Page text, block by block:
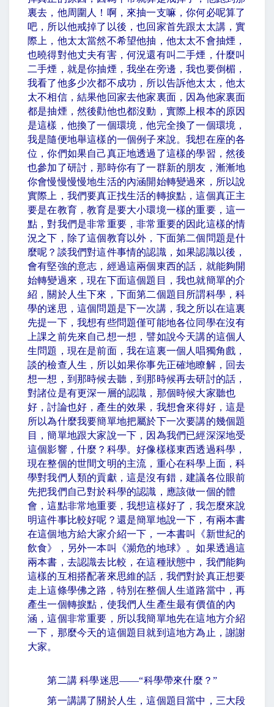
裏去，他周圍人！啊，來抽一支嘛，你何必呢算了
吧，所以他戒掉了以後，也回家首先跟太太講，實
際上，他太太當然不希望他抽，他太太不會抽煙，
也曉得對他丈夫有害，何況還有叫二手煙，什麼叫
二手煙，就是你抽煙，我坐在旁邊，我也要倒楣，
我看了他多少次都不成功，所以告訴他太太，他太
太不相信，結果他回家去他家裏面，因為他家裏面
都是抽煙，然後勸他也都沒動，實際上根本的原因
是這樣，他換了一個環境，他完全換了一個環境，
我是隨便地舉這樣的一個例子來說。我想在座的各
位，你們如果自己真正地透過了這樣的學習，然後
也參加了研討，那時你有了一群新的朋友，漸漸地
你會慢慢慢慢地生活的內涵開始轉變過來，所以說
實際上，我們要真正找生活的轉捩點，這個真正主
要是在教育，教育是要大小環境一樣的重要，這一
點，對我們是非常重要，非常重要的因此這樣的情
況之下，除了這個教育以外，下面第二個問題是什
麼呢？談我們對這件事情的認識，如果認識以後，
會有堅強的意志，經過這兩個東西的話，就能夠開
始轉變過來，現在下面這個題目，我也就簡單的介
紹，關於人生下來，下面第二個題目所謂科學，科
學的迷思，這個問題是下一次講，我之所以在這裏
先提一下，我想有些問題僅可能地各位同學在沒有
上課之前先來自己想一想，譬如說今天講的這個人
生問題，現在是前面，我在這裏一個人唱獨角戲，
談的檢查人生，所以如果你事先正確地瞭解，回去
想一想，到那時候去聽，到那時候再去研討的話，
對諸位是有更深一層的認識，那個時候大家聽也
好，討論也好，產生的效果，我想會來得好，這是
所以為什麼我要簡單地把屬於下一次要講的幾個題
目，簡單地跟大家說一下，因為我們已經深深地受
這個影響，什麼？科學。好像樣樣東西透過科學，
現在整個的世間文明的主流，重心在科學上面，科
學對我們人類的貢獻，這是沒有錯，建議各位眼前
先把我們自己對於科學的認識，應該做一個的體
會，這點非常地重要，我想這樣好了，我怎麼來說
明這件事比較好呢？還是簡單地說一下，有兩本書
在這個地方給大家介紹一下，一本書叫《新世紀的
飲食》，另外一本叫《瀕危的地球》。如果透過這
兩本書，去認識去比較，在這種狀態中，我們能夠
這樣的互相搭配著來思維的話，我們對於真正想要
走上這條學佛之路，特別在整個人生道路當中，再
產生一個轉捩點，使我們人生產生最有價值的內
涵，這個非常重要，所以我簡單地先在這地方介紹
一下，那麼今天的這個題目就到這地方為止，謝謝
大家。
第二講 科學迷思——“科學帶來什麼？”
第一講講了關於人生，這個題目當中，三大段